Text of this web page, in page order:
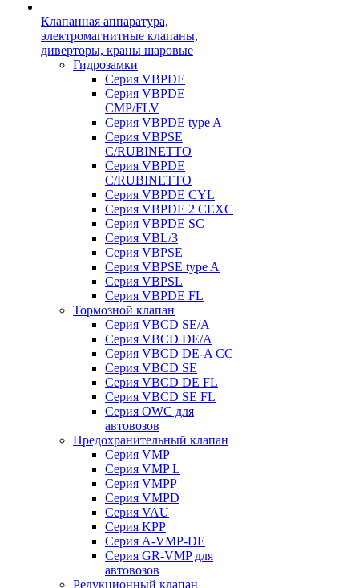
Клапанная аппаратура,
электромагнитные клапаны,
диверторы, краны шаровые
Гидрозамки
Серия VBPDE
Серия VBPDE
CMP/FLV
Серия VBPDE type A
Серия VBPSE
C/RUBINETTO
Серия VBPDE
C/RUBINETTO
Серия VBPDE CYL
Серия VBPDE 2 CEXC
Серия VBPDE SC
Серия VBL/3
Серия VBPSE
Серия VBPSE type A
Серия VBPSL
Серия VBPDE FL
Тормозной клапан
Серия VBCD SE/A
Серия VBCD DE/A
Серия VBCD DE-A CC
Серия VBCD SE
Серия VBCD DE FL
Серия VBCD SE FL
Серия OWC для
автовозов
Предохранительный клапан
Серия VMP
Серия VMP L
Серия VMPP
Серия VMPD
Серия VAU
Серия KPP
Серия A-VMP-DE
Серия GR-VMP для
автовозов
Редукционный клапан